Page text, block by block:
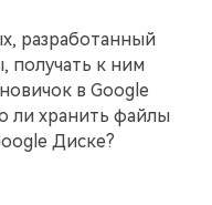
разработанный
получать к ним
в Google
ли хранить файлы
Диске?